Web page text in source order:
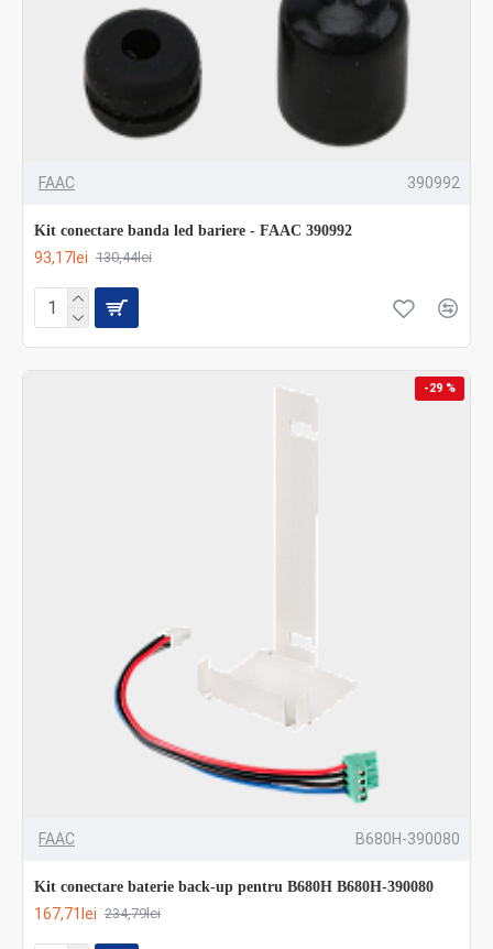
FAAC 390992
Kit conectare banda led bariere - FAAC 390992
93,17lei 130,44lei
-29 %
FAAC B680H-390080
Kit conectare baterie back-up pentru B680H B680H-390080
167,71lei 234,79lei